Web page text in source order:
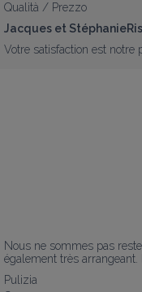
Qualità / Prezzo
Jacques et
Votre satisfaction est
Nous ne sommes pas
également très
Pulizia